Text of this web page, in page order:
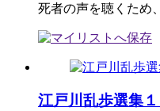
死者の声を聴くため
江戸川乱歩選集